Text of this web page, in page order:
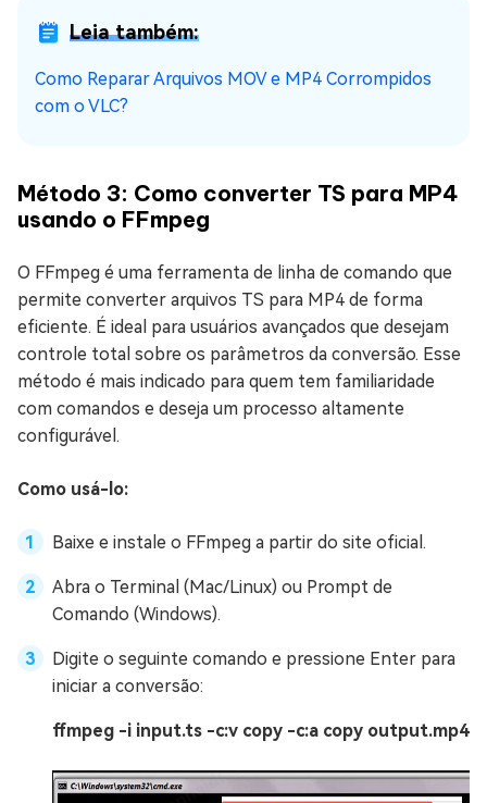
Leia também:
Como Reparar Arquivos MOV e MP4 Corrompidos
com o VLC?
Método 3: Como converter TS para MP4
usando o FFmpeg
O FFmpeg é uma ferramenta de linha de comando que
permite converter arquivos TS para MP4 de forma
eficiente. É ideal para usuários avançados que desejam
controle total sobre os parâmetros da conversão. Esse
método é mais indicado para quem tem familiaridade
com comandos e deseja um processo altamente
configurável.
Como usá-lo:
Baixe e instale o FFmpeg a partir do site oficial.
Abra o Terminal (Mac/Linux) ou Prompt de
Comando (Windows).
Digite o seguinte comando e pressione Enter para
iniciar a conversão:
ffmpeg -i input.ts -c:v copy -c:a copy output.mp4